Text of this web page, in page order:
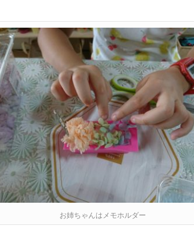
お姉ちゃんはメモホルダー